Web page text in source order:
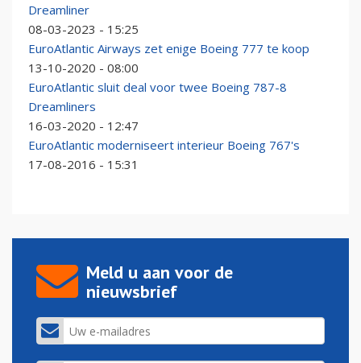
Dreamliner
08-03-2023 - 15:25
EuroAtlantic Airways zet enige Boeing 777 te koop
13-10-2020 - 08:00
EuroAtlantic sluit deal voor twee Boeing 787-8
Dreamliners
16-03-2020 - 12:47
EuroAtlantic moderniseert interieur Boeing 767's
17-08-2016 - 15:31
Meld u aan voor de
nieuwsbrief